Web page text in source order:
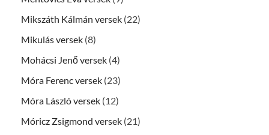
Mikszáth Kálmán versek (22)
Mikulás versek (8)
Mohácsi Jenő versek (4)
Móra Ferenc versek (23)
Móra László versek (12)
Móricz Zsigmond versek (21)